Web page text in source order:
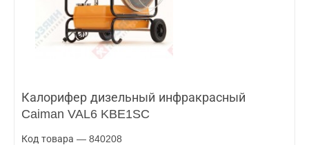
Калорифер дизельный инфракрасный
Caiman VAL6 KBE1SC
Код товара — 840208